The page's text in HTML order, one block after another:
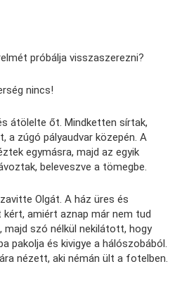
próbálja visszaszerezni?
nincs!
átölelte őt. Mindketten sírtak,
a zúgó pályaudvar közepén. A
egymásra, majd az egyik
beleveszve a tömegbe.
Olgát. A ház üres és
amiért aznap már nem tud
majd szó nélkül nekilátott, hogy
pakolja és kivigye a hálószobából.
nézett, aki némán ült a fotelben.